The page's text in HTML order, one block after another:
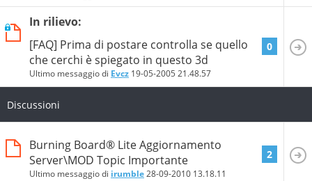
In rilievo:
[FAQ] Prima di postare controlla se quello
che cerchi è spiegato in questo 3d
Ultimo messaggio di Evcz 19-05-2005 21.48.57
0
Discussioni
Burning Board® Lite Aggiornamento
Server\MOD Topic Importante
Ultimo messaggio di irumble28-09-2010 13.18.11
2